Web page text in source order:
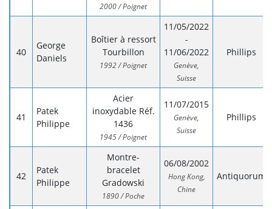
2000 / Poignet
George
Daniels
Boîtier à ressort
Tourbillon
1992 / Poignet
11/05/2022
-
11/06/2022
Genève,
Suisse
Phillips
Patek
Philippe
Acier
inoxydable Réf.
1436
1945 / Poignet
11/07/2015
Genève,
Suisse
Phillips
Patek
Philippe
Montre-
bracelet
Gradowski
1890 / Poche
06/08/2002
Hong Kong,
Chine
Antiquorum